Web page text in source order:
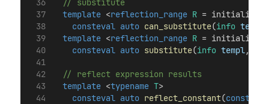
  // substitute
template <reflection_range R =
consteval auto can_substitute(info templ
template <reflection_range R =
consteval auto substitute(info templ,
  // reflect expression results
template <typename T>
consteval auto reflect_constant(const